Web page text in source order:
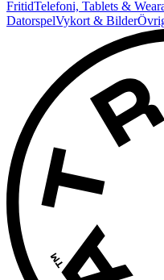
FritidTelefoni, Tablets &
DatorspelVykort & Bilder